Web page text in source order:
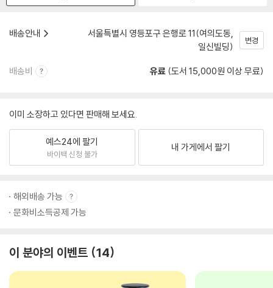
배송안내
서울특별시 영등포구 은행로 11(여의도동,
일신빌딩)
변경
배송비 유료 (도서 15,000원 이상 무료)
이미 소장하고 있다면 판매해 보세요.
예스24에 팔기
바이백 신청 불가
내 가게에서 팔기
해외배송 가능
문화비소득공제 가능
이 분야의 이벤트 14